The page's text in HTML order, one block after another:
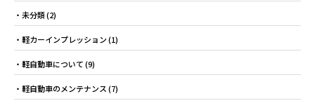
未分類(2)
軽カーインプレッション(1)
軽自動車について(9)
軽自動車のメンテナンス(7)